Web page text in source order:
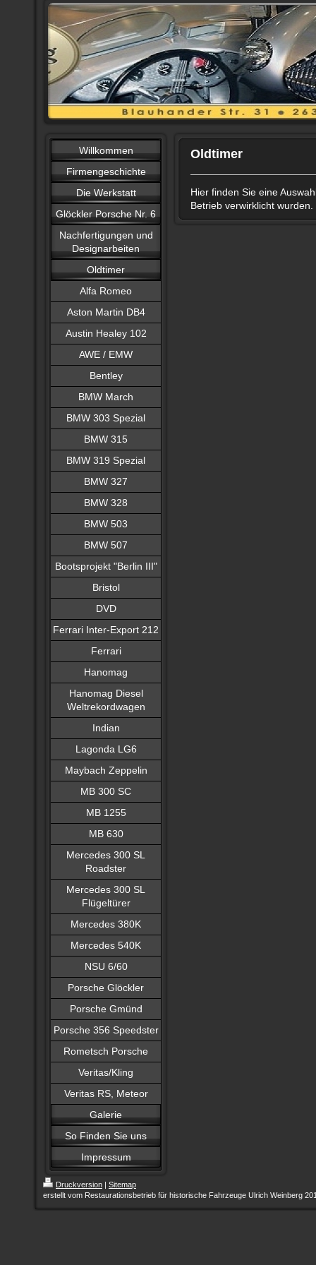
Willkommen
Firmengeschichte
Die Werkstatt
Glöckler Porsche Nr. 6
Nachfertigungen und
Designarbeiten
Oldtimer
Alfa Romeo
Aston Martin DB4
Austin Healey 102
AWE / EMW
Bentley
BMW March
BMW 303 Spezial
BMW 315
BMW 319 Spezial
BMW 327
BMW 328
BMW 503
BMW 507
Bootsprojekt "Berlin III"
Bristol
DVD
Ferrari Inter-Export 212
Ferrari
Hanomag
Hanomag Diesel
Weltrekordwagen
Indian
Lagonda LG6
Maybach Zeppelin
MB 300 SC
MB 1255
MB 630
Mercedes 300 SL
Roadster
Mercedes 300 SL
Flügeltürer
Mercedes 380K
Mercedes 540K
NSU 6/60
Porsche Glöckler
Porsche Gmünd
Porsche 356 Speedster
Rometsch Porsche
Veritas/Kling
Veritas RS, Meteor
Galerie
So Finden Sie uns
Impressum
Oldtimer
Hier finden Sie eine
Betrieb verwirklicht wurden.
Druckversion | Sitemap
erstellt vom Restaurationsbetrieb für historische Fahrzeuge Ulrich Weinberg